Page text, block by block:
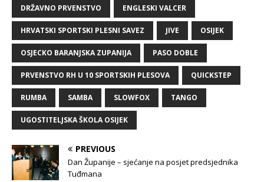
DRŽAVNO PRVENSTVO ENGLESKI VALCER
HRVATSKI SPORTSKI PLESNI SAVEZ JIVE OSIJEK
OSJECKO BARANJSKA ZUPANIJA PASO DOBLE
PRVENSTVO RH U 10 SPORTSKIH PLESOVA QUICKSTEP
RUMBA SAMBA SLOWFOX TANGO
UGOSTITELJSKA ŠKOLA OSIJEK
PREVIOUS
Dan Županije – sjećanje na posjet predsjednika
Tuđmana